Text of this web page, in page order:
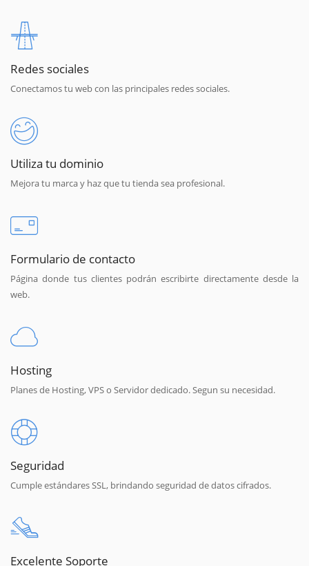
Redes sociales
Conectamos tu web con las principales redes sociales.
Utiliza tu dominio
Mejora tu marca y haz que tu tienda sea profesional.
Formulario de contacto
Página donde tus clientes podrán escribirte directamente desde la
web.
Hosting
Planes de Hosting, VPS o Servidor dedicado. Segun su necesidad.
Seguridad
Cumple estándares SSL, brindando seguridad de datos cifrados.
Excelente Soporte